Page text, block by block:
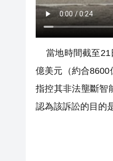
當地時間截至21
億美元（約合
指控其非法壟斷智
認為該訴訟的目的